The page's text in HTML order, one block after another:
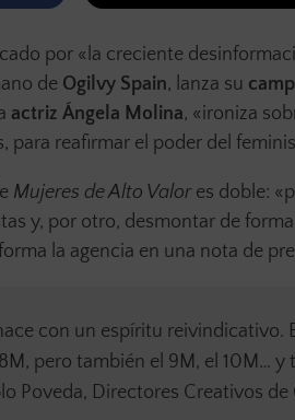
por «la creciente
de Ogilvy Spain, lanza su
actriz Ángela Molina, «ironiza
para reafirmar el poder del
Mujeres de Alto Valores doble:
y, por otro, desmontar de
la agencia en una nota de
con un espíritu
pero también el 9M, el 10M…
Poveda, Directores Creativos de